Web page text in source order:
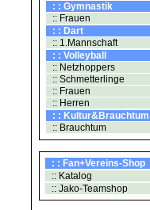
: : Gymnastik
:: Frauen
: : Dart
:: 1.Mannschaft
: : Volleyball
:: Netzhoppers
:: Schmetterlinge
:: Frauen
:: Herren
: : Kultur&Brauchtum
:: Brauchtum
: : Fan+Vereins-Shop
:: Katalog
:: Jako-Teamshop